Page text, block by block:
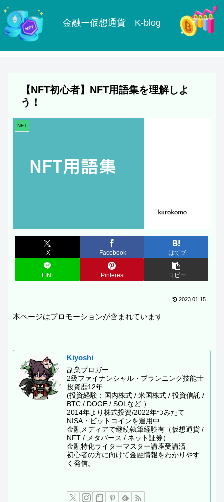
金融ー仮想通貨 K-blog
【NFT初心者】NFT用語集を理解しよ
う！
NFT
X Facebook はてブ
LINE Pinterest コピー
2023.01.15
本ページはプロモーションが含まれています
Kiyoshi
副業ブロガー
2級ファイナンシャル・プランニング技能士
投資歴12年
(投資経験：国内株式 / 米国株式 / 投資信託 /
BTC / DOGE / SOLなど ）
2014年より株式投資/2022年つみたて
NISA・ビットコインを運用中
金融メディアで継続執筆経験有（仮想通貨 /
NFT / メタバース / ネット証券）
金融特化ライターマスター講座受講済
初心者の方に向けて金融情報をわかりやす
く発信。